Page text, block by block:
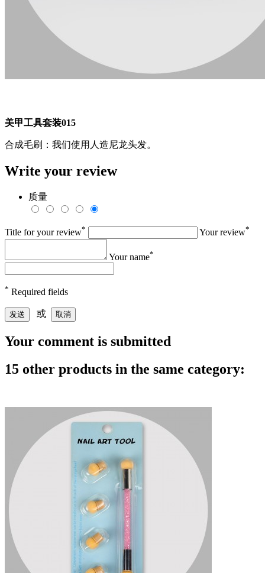
美甲工具套装015
合成毛刷：我们使用人造尼龙头发。
Write your review
质量
Title for your review* Your review*
Your name*
* Required fields
发送 或 取消
Your comment is submitted
15 other products in the same category: